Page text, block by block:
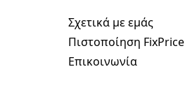
Σχετικά με εμάς
Πιστοποίηση FixPrice
Επικοινωνία